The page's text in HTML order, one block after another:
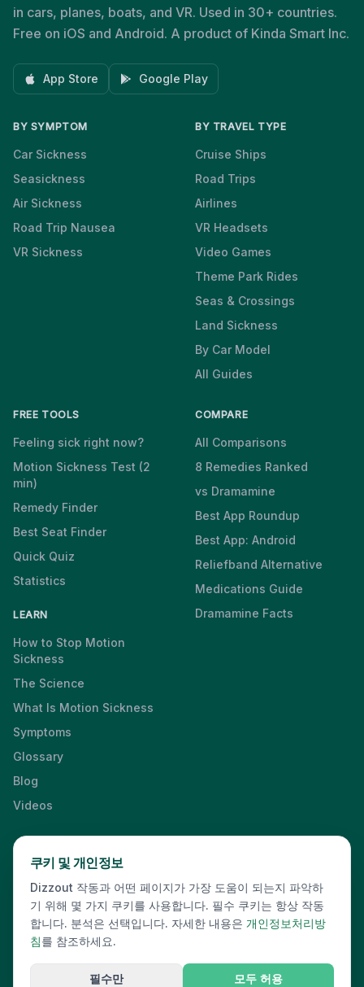
in cars, planes, boats, and VR. Used in 30+ countries.
Free on iOS and Android. A product of Kinda Smart Inc.
App Store Google Play
BY SYMPTOM
Car Sickness
Seasickness
Air Sickness
Road Trip Nausea
VR Sickness
BY TRAVEL TYPE
Cruise Ships
Road Trips
Airlines
VR Headsets
Video Games
Theme Park Rides
Seas & Crossings
Land Sickness
By Car Model
All Guides
FREE TOOLS
Feeling sick right now?
Motion Sickness Test (2
min)
Remedy Finder
Best Seat Finder
Quick Quiz
Statistics
LEARN
How to Stop Motion
Sickness
The Science
What Is Motion Sickness
Symptoms
Glossary
Blog
Videos
COMPARE
All Comparisons
8 Remedies Ranked
vs Dramamine
Best App Roundup
Best App: Android
Reliefband Alternative
Medications Guide
Dramamine Facts
Press & Media Kit Contact Privacy·Partners·For Business
© 2026 Dizzout. All rights reserved.
Kinda Smart Inc. 16192 Coastal Highway
hello@dizzout.com
쿠키 및 개인정보
Dizzout 작동과 어떤 페이지가 가장 도움이 되는지 파악하
기 위해 몇 가지 쿠키를 사용합니다. 필수 쿠키는 항상 작동
합니다. 분석은 선택입니다. 자세한 내용은 개인정보처리방
침를 참조하세요.
필수만 모두 허용